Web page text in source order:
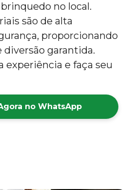
no local.
são de alta
proporcionando
garantida.
experiência e faça seu
no WhatsApp